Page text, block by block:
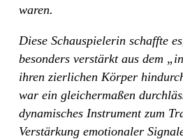
waren.
Diese Schauspielerin schaffte
besonders verstärkt aus dem
ihren zierlichen Körper
war ein gleichermaßen
dynamisches Instrument zum
Verstärkung emotionaler